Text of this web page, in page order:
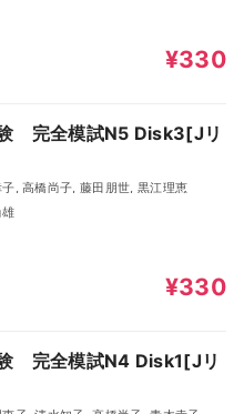
¥330
完全模試N5 Disk3[Jリ
, 高橋尚子, 藤田朋世, 黒江理恵
¥330
完全模試N4 Disk1[Jリ